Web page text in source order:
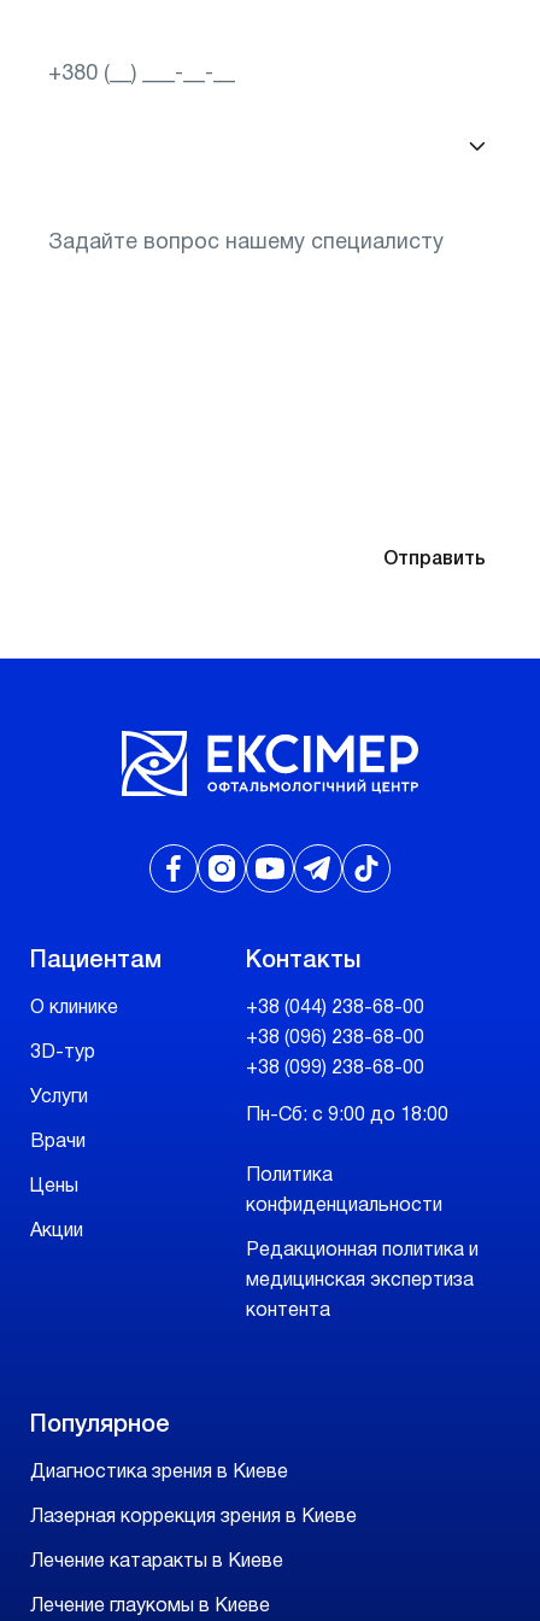
Отправить
Пациентам
О клинике
3D-тур
Услуги
Врачи
Цены
Акции
Контакты
+38 (044) 238-68-00
+38 (096) 238-68-00
+38 (099) 238-68-00
Пн-Сб: с 9:00 до 18:00
Политика
конфиденциальности
Редакционная политика и
медицинская экспертиза
контента
Популярное
Диагностика зрения в Киеве
Лазерная коррекция зрения в Киеве
Лечение катаракты в Киеве
Лечение глаукомы в Киеве